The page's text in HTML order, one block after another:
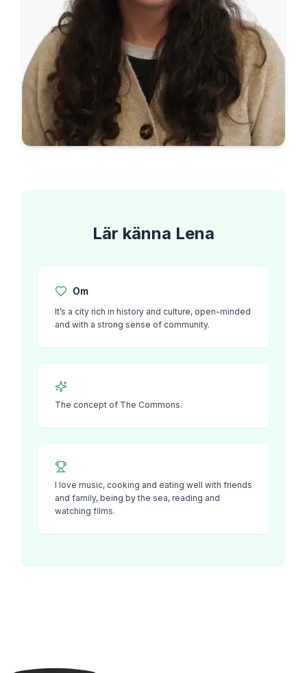
Lär känna Lena
Om
It’s a city rich in history and culture, open-minded
and with a strong sense of community.
The concept of The Commons.
I love music, cooking and eating well with friends
and family, being by the sea, reading and
watching films.